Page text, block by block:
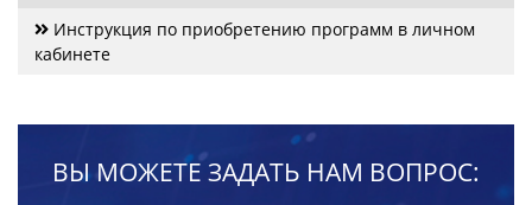
Инструкция по приобретению программ в личном
кабинете
ВЫ МОЖЕТЕ ЗАДАТЬ НАМ ВОПРОС: